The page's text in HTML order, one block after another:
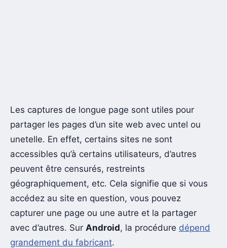
Les captures de longue page sont utiles pour
partager les pages d’un site web avec untel ou
unetelle. En effet, certains sites ne sont
accessibles qu’à certains utilisateurs, d’autres
peuvent être censurés, restreints
géographiquement, etc. Cela signifie que si vous
accédez au site en question, vous pouvez
capturer une page ou une autre et la partager
avec d’autres. Sur Android, la procédure dépend
grandement du fabricant.